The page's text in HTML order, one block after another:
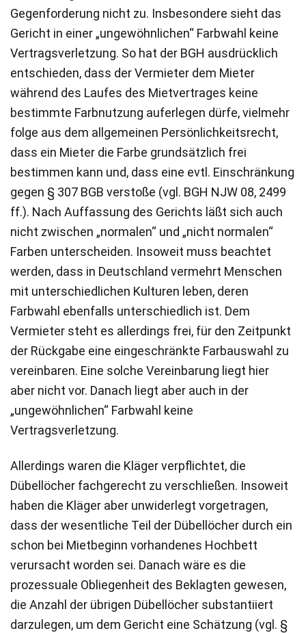
Gegenforderung nicht zu. Insbesondere sieht das
Gericht in einer „ungewöhnlichen“ Farbwahl keine
Vertragsverletzung. So hat der BGH ausdrücklich
entschieden, dass der Vermieter dem Mieter
während des Laufes des Mietvertrages keine
bestimmte Farbnutzung auferlegen dürfe, vielmehr
folge aus dem allgemeinen Persönlichkeitsrecht,
dass ein Mieter die Farbe grundsätzlich frei
bestimmen kann und, dass eine evtl. Einschränkung
gegen § 307 BGB verstoße (vgl. BGH NJW 08, 2499
ff.). Nach Auffassung des Gerichts läßt sich auch
nicht zwischen „normalen“ und „nicht normalen“
Farben unterscheiden. Insoweit muss beachtet
werden, dass in Deutschland vermehrt Menschen
mit unterschiedlichen Kulturen leben, deren
Farbwahl ebenfalls unterschiedlich ist. Dem
Vermieter steht es allerdings frei, für den Zeitpunkt
der Rückgabe eine eingeschränkte Farbauswahl zu
vereinbaren. Eine solche Vereinbarung liegt hier
aber nicht vor. Danach liegt aber auch in der
„ungewöhnlichen“ Farbwahl keine
Vertragsverletzung.
Allerdings waren die Kläger verpflichtet, die
Dübellöcher fachgerecht zu verschließen. Insoweit
haben die Kläger aber unwiderlegt vorgetragen,
dass der wesentliche Teil der Dübellöcher durch ein
schon bei Mietbeginn vorhandenes Hochbett
verursacht worden sei. Danach wäre es die
prozessuale Obliegenheit des Beklagten gewesen,
die Anzahl der übrigen Dübellöcher substantiiert
darzulegen, um dem Gericht eine Schätzung (vgl. §